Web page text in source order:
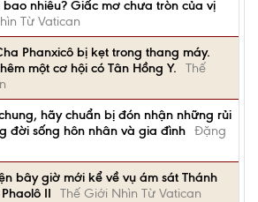
nhiêu? Giấc mơ chưa tròn của vị
Từ Vatican
Phanxicô bị kẹt trong thang máy.
một cơ hội có Tân Hồng Y.
Thế
hãy chuẩn bị đón nhận những rủi
đời sống hôn nhân và gia đình Đặng
bây giờ mới kể về vụ ám sát Thánh
II
Thế Giới Nhìn Từ Vatican